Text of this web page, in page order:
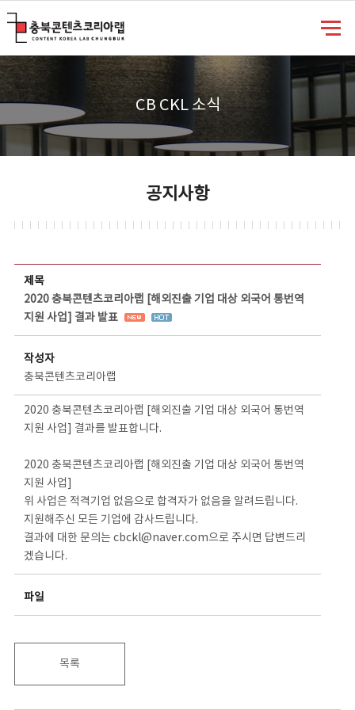
CB CKL 소식
공지사항
제목
2020 충북콘텐츠코리아랩 [해외진출 기업 대상 외국어 통번역
지원 사업] 결과 발표
작성자
충북콘텐츠코리아랩
2020 충북콘텐츠코리아랩 [해외진출 기업 대상 외국어 통번역
지원 사업] 결과를 발표합니다.
2020 충북콘텐츠코리아랩 [해외진출 기업 대상 외국어 통번역
지원 사업]
위 사업은 적격기업 없음으로 합격자가 없음을 알려드립니다.
지원해주신 모든 기업에 감사드립니다.
결과에 대한 문의는 cbckl@naver.com으로 주시면 답변드리
겠습니다.
파일
목록